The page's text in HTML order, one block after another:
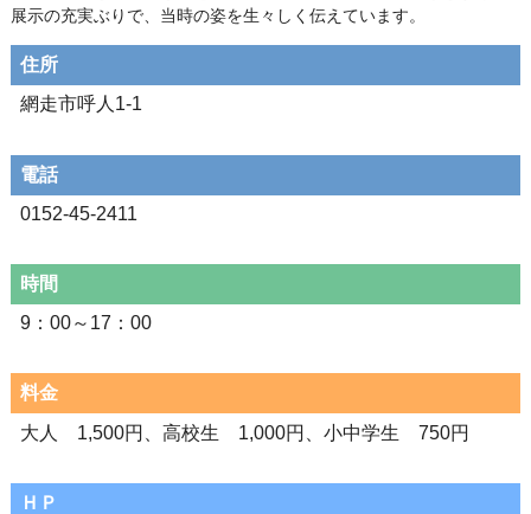
展示の充実ぶりで、当時の姿を生々しく伝えています。
住所
網走市呼人1-1
電話
0152-45-2411
時間
9：00～17：00
料金
大人 1,500円、高校生 1,000円、小中学生 750円
ＨＰ